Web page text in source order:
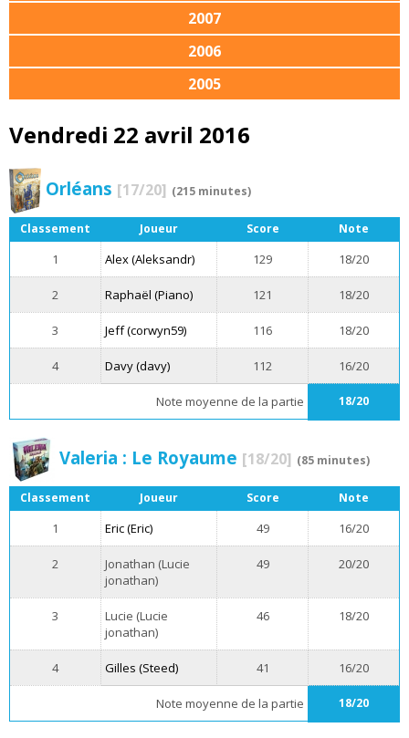
2007
2006
2005
Vendredi 22 avril 2016
Orléans [17/20] (215 minutes)
Classement Joueur Score Note
1 Alex (Aleksandr) 129 18/20
2 Raphaël (Piano) 121 18/20
3 Jeff (corwyn59) 116 18/20
4 Davy (davy) 112 16/20
Note moyenne de la partie 18/20
Valeria : Le Royaume [18/20] (85 minutes)
Classement Joueur Score Note
1 Eric (Eric) 49 16/20
2
Jonathan (Lucie
jonathan)
49 20/20
3
Lucie (Lucie
jonathan)
46 18/20
4 Gilles (Steed) 41 16/20
Note moyenne de la partie 18/20